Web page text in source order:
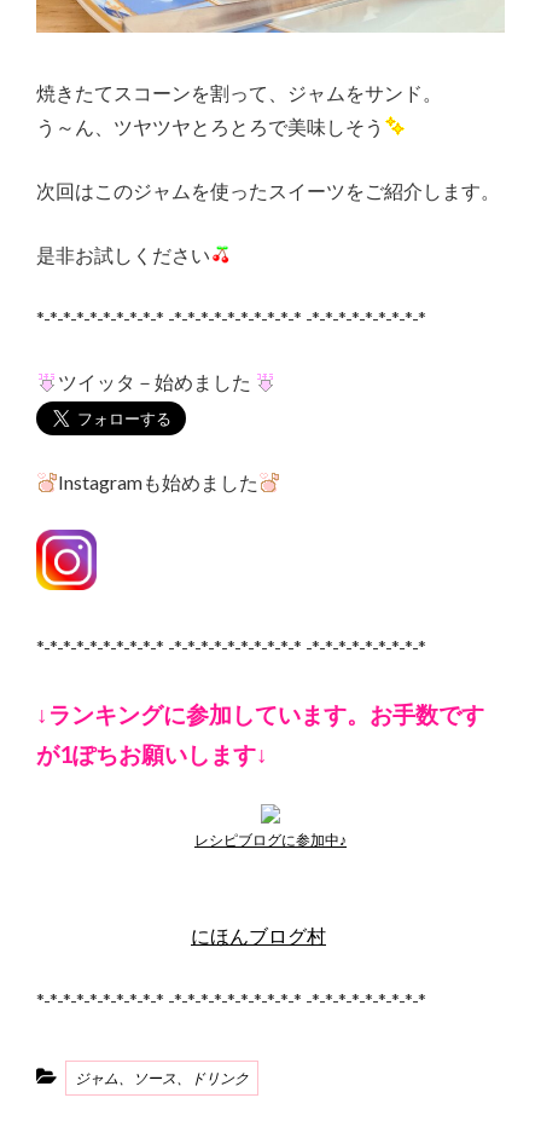
焼きたてスコーンを割って、ジャムをサンド。
う～ん、ツヤツヤとろとろで美味しそう
次回はこのジャムを使ったスイーツをご紹介します。
是非お試しください
*-*-*-*-*-*-*-*-*-* -*-*-*-*-*-*-*-*-*-* -*-*-*-*-*-*-*-*-*
ツイッタ－始めました
Instagramも始めました
*-*-*-*-*-*-*-*-*-* -*-*-*-*-*-*-*-*-*-* -*-*-*-*-*-*-*-*-*
↓ランキングに参加しています。お手数です
が1ぽちお願いします↓
レシピブログに参加中♪
にほんブログ村
*-*-*-*-*-*-*-*-*-* -*-*-*-*-*-*-*-*-*-* -*-*-*-*-*-*-*-*-*
Categories
ジャム、ソース、ドリンク